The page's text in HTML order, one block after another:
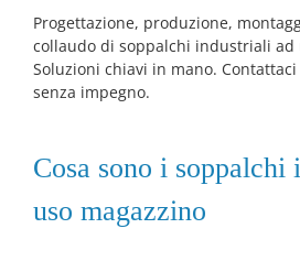
Progettazione, produzione,
collaudo di soppalchi industriali ad
Soluzioni chiavi in mano.
senza impegno.
Cosa sono i soppalchi
uso magazzino